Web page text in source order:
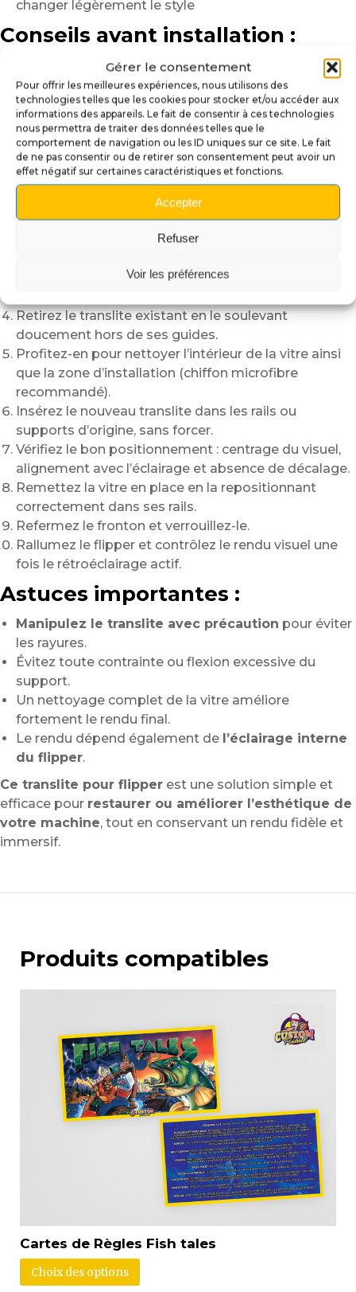
Gérer le consentement
Pour offrir les meilleures expériences, nous utilisons des
technologies telles que les cookies pour stocker et/ou accéder aux
informations des appareils. Le fait de consentir à ces technologies
nous permettra de traiter des données telles que le
comportement de navigation ou les ID uniques sur ce site. Le fait
de ne pas consentir ou de retirer son consentement peut avoir un
effet négatif sur certaines caractéristiques et fonctions.
Accepter
Refuser
Voir les préférences
changer légèrement le style
Conseils avant installation :
Coupez l’alimentation du flipper avant toute
intervention.
Ouvrez le fronton avec précaution.
Travaillez dans un environnement propre pour éviter
les poussières.
Nettoyez la vitre intérieure avant la pose.
Installation du translite :
Éteignez le flipper et débranchez-le pour travailler en
Maintenez la vitre frontale, puis retirez-la
Retirez le translite existant en le soulevant
doucement hors de ses guides.
Profitez-en pour nettoyer l’intérieur de la vitre ainsi
que la zone d’installation (chiffon microfibre
recommandé).
Insérez le nouveau translite dans les rails ou
supports d’origine, sans forcer.
Vérifiez le bon positionnement : centrage du visuel,
alignement avec l’éclairage et absence de décalage.
Remettez la vitre en place en la repositionnant
correctement dans ses rails.
Refermez le fronton et verrouillez-le.
Rallumez le flipper et contrôlez le rendu visuel une
fois le rétroéclairage actif.
Astuces importantes :
Manipulez le translite avec précaution pour éviter
les rayures.
Évitez toute contrainte ou flexion excessive du
support.
Un nettoyage complet de la vitre améliore
fortement le rendu final.
Le rendu dépend également de l’éclairage interne
du flipper.
Ce translite pour flipper est une solution simple et
efficace pour restaurer ou améliorer l’esthétique de
votre machine, tout en conservant un rendu fidèle et
immersif.
Produits compatibles
Cartes de Règles Fish tales
Choix des options